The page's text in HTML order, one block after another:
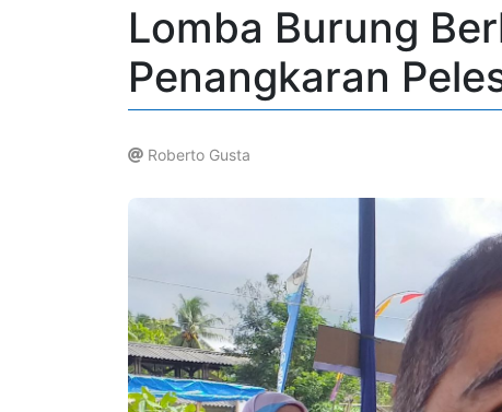
Lomba Burung
Penangkaran
Roberto Gusta